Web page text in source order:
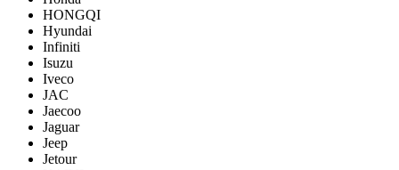
HONGQI
Hyundai
Infiniti
Isuzu
Iveco
JAC
Jaecoo
Jaguar
Jeep
Jetour